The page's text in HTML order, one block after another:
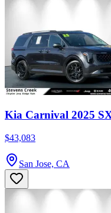
Kia Carnival 2025
$43,083
San Jose, CA